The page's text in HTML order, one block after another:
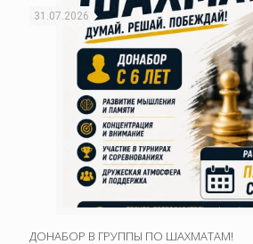
31.07.2026
ДОНАБОР В ГРУППЫ ПО ШАХМАТАМ!